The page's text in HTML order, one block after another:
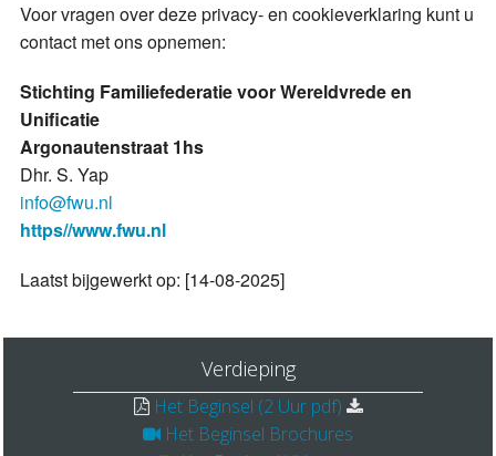
Voor vragen over deze privacy- en cookieverklaring kunt u
contact met ons opnemen:
Stichting Familiefederatie voor Wereldvrede en
Unificatie
Argonautenstraat 1hs
Dhr. S. Yap
info@fwu.nl
https//www.fwu.nl
Laatst bijgewerkt op: [14-08-2025]
Verdieping
Het Beginsel (2 Uur pdf)
Het Beginsel Brochures